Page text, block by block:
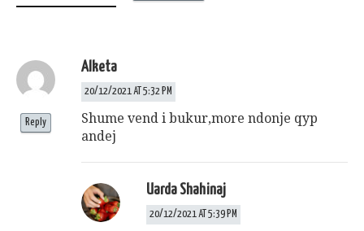
Alketa
20/12/2021 AT 5:32 PM
Shume vend i bukur,more ndonje qyp
andej
Reply
Uarda Shahinaj
20/12/2021 AT 5:39 PM